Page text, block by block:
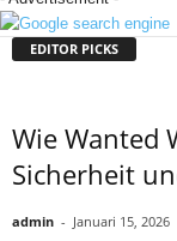
EDITOR PICKS
Wie Wanted
Sicherheit
admin - Januari 15, 2026